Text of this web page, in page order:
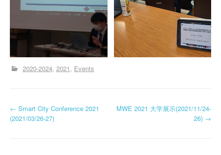
2020-2024 2021 Events
投
← Smart City Conference 2021
(2021/03/26-27)
MWE 2021 大学展示(2021/11/24-
26) →